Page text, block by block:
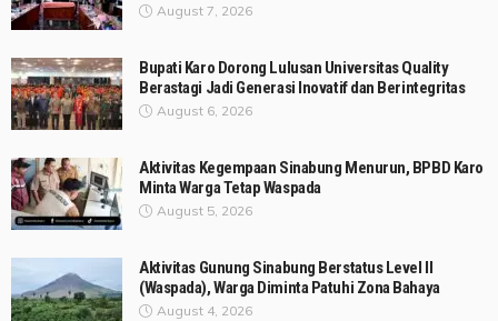
August 7, 2026
Bupati Karo Dorong Lulusan Universitas Quality
Berastagi Jadi Generasi Inovatif dan Berintegritas
August 6, 2026
Aktivitas Kegempaan Sinabung Menurun, BPBD Karo
Minta Warga Tetap Waspada
August 5, 2026
Aktivitas Gunung Sinabung Berstatus Level II
(Waspada), Warga Diminta Patuhi Zona Bahaya
August 4, 2026